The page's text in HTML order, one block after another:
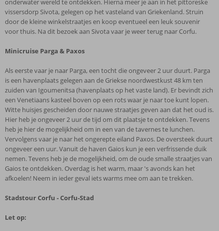
onderwater wereld te ontdekken. Hierna meer je aan in het pittoreske
vissersdorp Sivota, gelegen op het vasteland van Griekenland. Struin
door de kleine winkelstraatjes en koop eventueel een leuk souvenir
voor thuis. Na dit bezoek aan Sivota vaar je weer terug naar Corfu.
Minicruise Parga & Paxos
Als eerste vaar je naar Parga, een tocht die ongeveer 2 uur duurt. Parga
is een havenplaats gelegen aan de Griekse noordwestkust 48 km ten
zuiden van Igoumenitsa (havenplaats op het vaste land). Er bevindt zich
een Venetiaans kasteel boven op een rots waar je naar toe kunt lopen.
Witte huisjes gescheiden door nauwe straatjes geven aan dat het oud is.
Hier heb je ongeveer 2 uur de tijd om dit plaatsje te ontdekken. Tevens
heb je hier de mogelijkheid om in een van de tavernes te lunchen.
Vervolgens vaar je naar het ongerepte eiland Paxos. De oversteek duurt
ongeveer een uur. Vanuit de haven Gaios kun je een verfrissende duik
nemen. Tevens heb je de mogelijkheid, om de oude smalle straatjes van
Gaios te ontdekken. Overdag is het warm, maar 's avonds kan het
afkoelen! Neem in ieder geval iets warms mee om aan te trekken.
Stadstour Corfu - Corfu-Stad
Let op: